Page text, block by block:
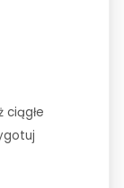
ciągłe